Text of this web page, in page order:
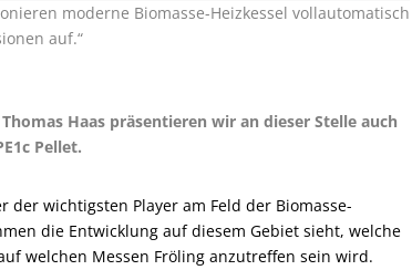
moderne Biomasse-Heizkessel vollautomatisch
auf.“
Haas präsentieren wir an dieser Stelle auch
Pellet.
der wichtigsten Player am Feld der Biomasse-
die Entwicklung auf diesem Gebiet sieht, welche
welchen Messen Fröling anzutreffen sein wird.